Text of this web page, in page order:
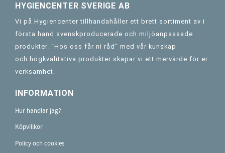
HYGIENCENTER SVERIGE AB
Vi på Hygiencenter tillhandahåller ett brett sortiment av i
första hand svenskproducerade och miljöanpassade
produkter. "Hos oss får ni råd" med vår kunskap
och högkvalitativa produkter skapar vi ett mervärde för er
verksamhet.
INFORMATION
Hur handlar jag?
Köpvillkor
Policy och cookies